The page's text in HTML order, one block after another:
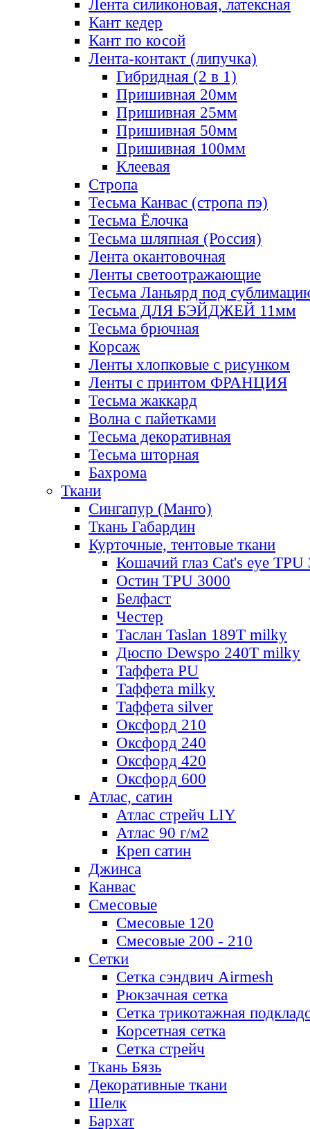
Лента силиконовая, латексная
Кант кедер
Кант по косой
Лента-контакт (липучка)
Гибридная (2 в 1)
Пришивная 20мм
Пришивная 25мм
Пришивная 50мм
Пришивная 100мм
Клеевая
Стропа
Тесьма Канвас (стропа пэ)
Тесьма Ёлочка
Тесьма шляпная (Россия)
Лента окантовочная
Ленты светоотражающие
Тесьма Ланьярд под
Тесьма ДЛЯ БЭЙДЖЕЙ 11мм
Тесьма брючная
Корсаж
Ленты хлопковые с рисунком
Ленты с принтом ФРАНЦИЯ
Тесьма жаккард
Волна с пайетками
Тесьма декоративная
Тесьма шторная
Бахрома
Ткани
Сингапур (Манго)
Ткань Габардин
Курточные, тентовые ткани
Кошачий глаз Cat's eye TPU
Остин TPU 3000
Белфаст
Честер
Таслан Taslan 189T milky
Дюспо Dewspo 240T milky
Таффета PU
Таффета milky
Таффета silver
Оксфорд 210
Оксфорд 240
Оксфорд 420
Оксфорд 600
Атлас, сатин
Атлас стрейч LIY
Атлас 90 г/м2
Креп сатин
Джинса
Канвас
Смесовые
Смесовые 120
Смесовые 200 - 210
Сетки
Сетка сэндвич Airmesh
Рюкзачная сетка
Сетка трикотажная
Корсетная сетка
Сетка стрейч
Ткань Бязь
Декоративные ткани
Шелк
Бархат